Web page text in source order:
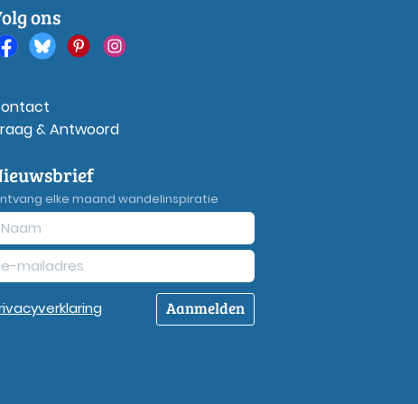
ons
& Antwoord
elke maand wandelinspiratie
verklaring Aanmelden